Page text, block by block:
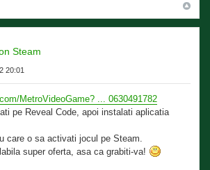
Steam
20:01
MetroVideoGame? ... 0630491782
pe Reveal Code, apoi instalati aplicatia
care o sa activati jocul pe Steam.
super oferta, asa ca grabiti-va!